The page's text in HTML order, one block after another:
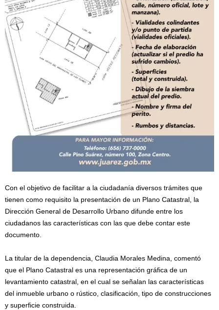
Con el objetivo de facilitar a la ciudadanía diversos trámites que
tienen como requisito la presentación de un Plano Catastral, la
Dirección General de Desarrollo Urbano difunde entre los
ciudadanos las características con las que debe contar este
documento.
La titular de la dependencia, Claudia Morales Medina, comentó
que el Plano Catastral es una representación gráfica de un
levantamiento catastral, en el cual se señalan las características
del inmueble urbano o rústico, clasificación, tipo de construcciones
y superficie construida.